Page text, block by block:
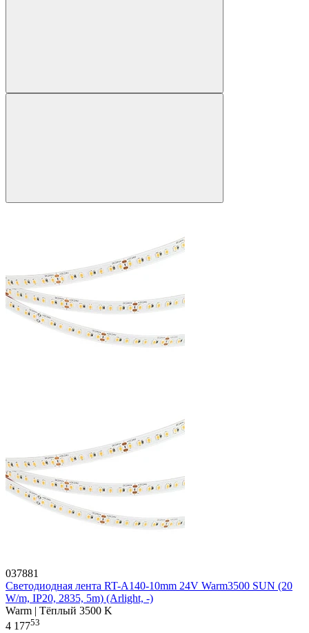
037881
Светодиодная лента RT-A140-10mm 24V Warm3500 SUN (20
W/m, IP20, 2835, 5m) (Arlight, -)
Warm | Тёплый 3500 K
4 17753